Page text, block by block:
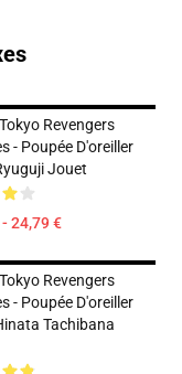
Revengers
- Poupée D'oreiller
Jouet
24,79 €
Revengers
- Poupée D'oreiller
Tachibana